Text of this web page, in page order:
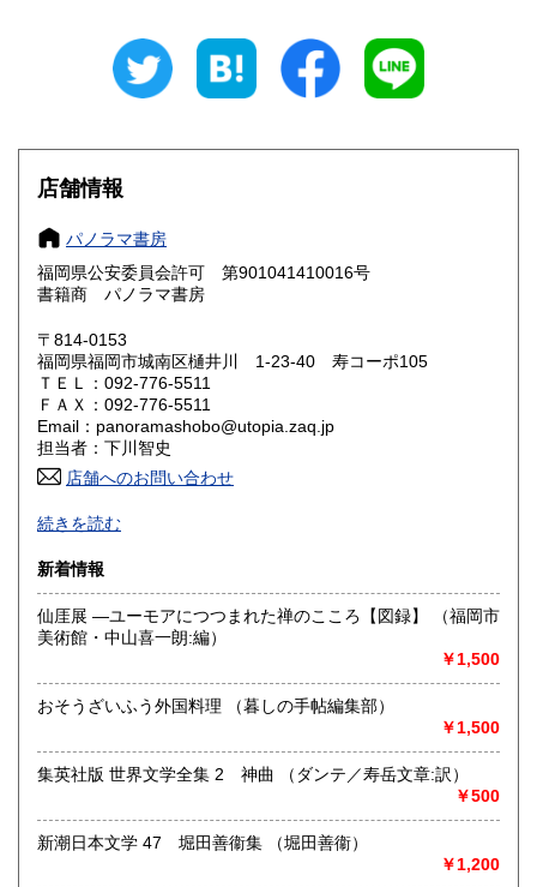
1,560円 静岡県
1,560円 三重県
滋賀県 1,450円 京都府 1,450円
大阪府
奈良県
鳥取県 1,370円
岡山県 1,370円 広島県
山口県 1,370円
香川県
佐賀県
熊本県 1,340円 大分県 1,340円
1,340円
沖縄県 2,130円
店舗情報
パノラマ書房
福岡県公安委員会許可 第901041410016号
書籍商 パノラマ書房
〒814-0153
福岡県福岡市城南区樋井川 1-23-40 寿コーポ105
ＴＥＬ：092-776-5511
ＦＡＸ：092-776-5511
Email：panoramashobo@utopia.zaq.jp
担当者：下川智史
店舗へのお問い合わせ
※パソコン操作の不得手な方のため、お電話・ＦＡＸでのご
注文も承っております。（但し、不在の場合もあり。留守録
※海外への発送は、その時の状況や送付先によっては、対応
出来ない場合があります。（sorry. Depending on the
international situation at that time, it may not be possible to
ship overseas depending on the destination country.）
沿線名：-
定休日：日曜日定休
年代を問わず、すべての書籍及び雑誌が買取対象です。
特に昔のミステリーや探偵小説、幻想文学、怪奇文学、SF小
続きを読む
新着情報
仙厓展 ―ユーモアにつつまれた禅のこころ【図録】 （福岡市
美術館・中山喜一朗:編）
￥1,500
おそうざいふう外国料理 （暮しの手帖編集部）
￥1,500
集英社版 世界文学全集 2 神曲 （ダンテ／寿岳文章:訳）
￥500
新潮日本文学 47 堀田善衞集 （堀田善衞）
￥1,200